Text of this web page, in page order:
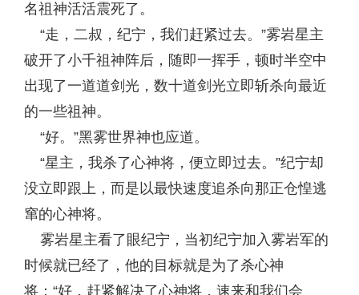
名祖神活活震死了。
“走，二叔，纪宁，我们赶紧过去。”雾岩星主
破开了小千祖神阵后，随即一挥手，顿时半空中
出现了一道道剑光，数十道剑光立即斩杀向最近
的一些祖神。
“好。”黑雾世界神也应道。
“星主，我杀了心神将，便立即过去。”纪宁却
没立即跟上，而是以最快速度追杀向那正仓惶逃
窜的心神将。
雾岩星主看了眼纪宁，当初纪宁加入雾岩军的
时候就已经了，他的目标就是为了杀心神
将：“好，赶紧解决了心神将，速来和我们会